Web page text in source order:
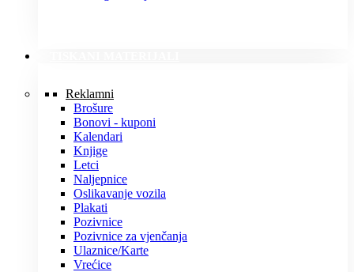
Reklamni
Brošure
Bonovi - kuponi
Kalendari
Knjige
Letci
Naljepnice
Oslikavanje vozila
Plakati
Pozivnice
Pozivnice za vjenčanja
Ulaznice/Karte
Vrećice